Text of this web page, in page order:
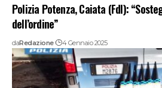
Polizia Potenza, Caiata (FdI):
dell’ordine”
daRedazione 4 Gennaio 2025